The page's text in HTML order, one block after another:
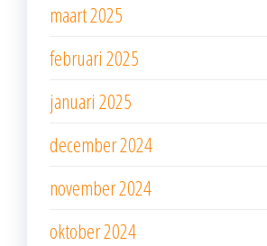
maart 2025
februari 2025
januari 2025
december 2024
november 2024
oktober 2024